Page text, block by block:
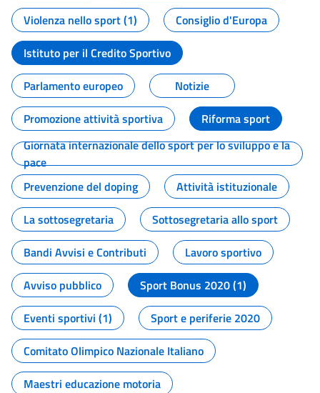
Violenza nello sport (1)
Consiglio d'Europa
Istituto per il Credito Sportivo
Parlamento europeo
Notizie
Promozione attività sportiva
Riforma sport
Giornata internazionale dello sport per lo sviluppo e la
pace
Prevenzione del doping
Attività istituzionale
La sottosegretaria
Sottosegretaria allo sport
Bandi Avvisi e Contributi
Lavoro sportivo
Avviso pubblico
Sport Bonus 2020 (1)
Eventi sportivi (1)
Sport e periferie 2020
Comitato Olimpico Nazionale Italiano
Maestri educazione motoria